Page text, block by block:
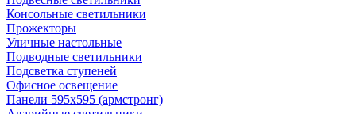
Консольные светильники
Прожекторы
Уличные настольные
Подводные светильники
Подсветка ступеней
Офисное освещение
Панели 595х595 (армстронг)